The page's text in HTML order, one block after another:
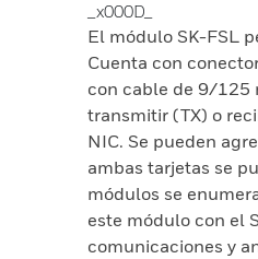
_x000D_
El módulo SK-FSL
Cuenta con
con cable de 9/125
transmitir (TX) o
NIC. Se pueden
ambas tarjetas se
módulos se
este módulo con el
comunicaciones y